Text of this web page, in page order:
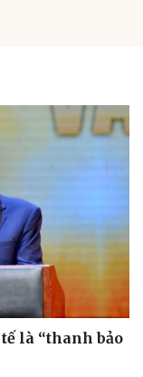
là “thanh bảo